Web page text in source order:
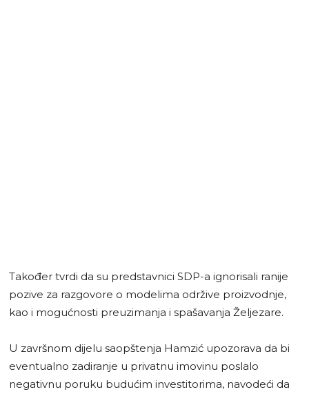
Također tvrdi da su predstavnici SDP-a ignorisali ranije
pozive za razgovore o modelima održive proizvodnje,
kao i mogućnosti preuzimanja i spašavanja Željezare.
U završnom dijelu saopštenja Hamzić upozorava da bi
eventualno zadiranje u privatnu imovinu poslalo
negativnu poruku budućim investitorima, navodeći da